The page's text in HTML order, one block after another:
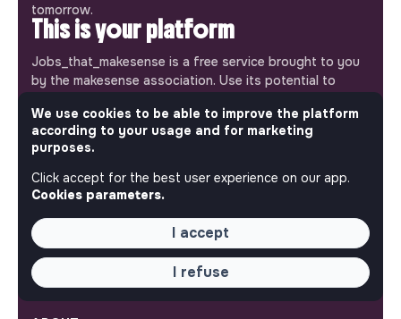
tomorrow.
This is your platform
Jobs_that_makesense is a free service brought to you
by the makesense association. Use its potential to
more respectful, inclusive and sustainable society.
Our mobile app
Get jobs that make sense on your phone so you never
miss an opportunity.
Android
We use cookies to be able to improve the platform
according to your usage and for marketing
purposes.
Click accept for the best user experience on our app.
Cookies parameters.
I accept
I refuse